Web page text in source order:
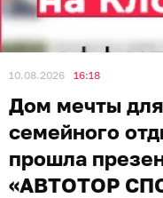
10.08.2026 16:18
Дом мечты
семейного
прошла
«АВТОТОР